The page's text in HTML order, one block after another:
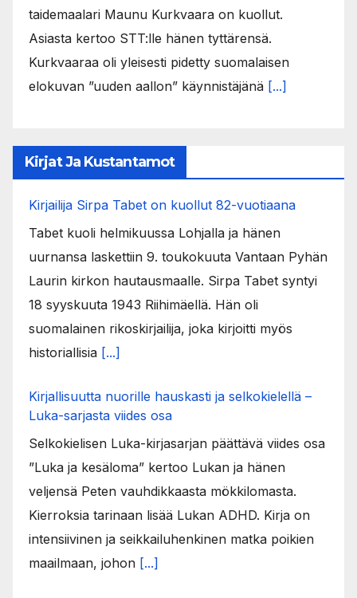
taidemaalari Maunu Kurkvaara on kuollut.
Asiasta kertoo STT:lle hänen tyttärensä.
Kurkvaaraa oli yleisesti pidetty suomalaisen
elokuvan ”uuden aallon” käynnistäjänä [...]
Kirjat Ja Kustantamot
Kirjailija Sirpa Tabet on kuollut 82-vuotiaana
Tabet kuoli helmikuussa Lohjalla ja hänen
uurnansa laskettiin 9. toukokuuta Vantaan Pyhän
Laurin kirkon hautausmaalle. Sirpa Tabet syntyi
18 syyskuuta 1943 Riihimäellä. Hän oli
suomalainen rikoskirjailija, joka kirjoitti myös
historiallisia [...]
Kirjallisuutta nuorille hauskasti ja selkokielellä –
Luka-sarjasta viides osa
Selkokielisen Luka-kirjasarjan päättävä viides osa
”Luka ja kesäloma” kertoo Lukan ja hänen
veljensä Peten vauhdikkaasta mökkilomasta.
Kierroksia tarinaan lisää Lukan ADHD. Kirja on
intensiivinen ja seikkailuhenkinen matka poikien
maailmaan, johon [...]